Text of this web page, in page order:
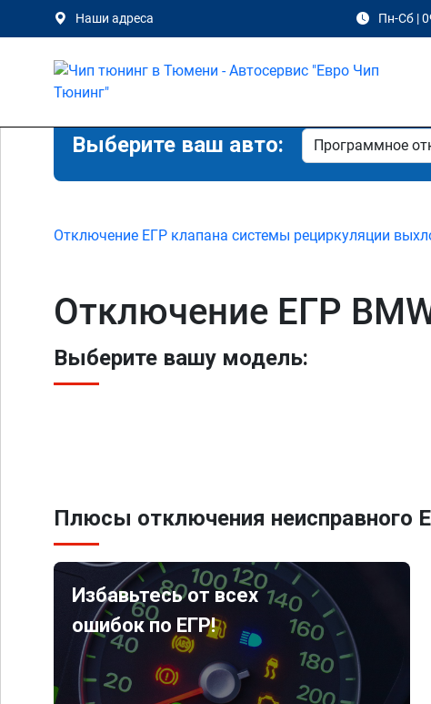
Наши адреса Пн-Сб |
Выберите ваш авто:
Отключение ЕГР клапана системы рециркуляции
Отключение ЕГР
Выберите вашу модель:
Плюсы отключения неисправного
Избавьтесь от всех
ошибок по ЕГР!